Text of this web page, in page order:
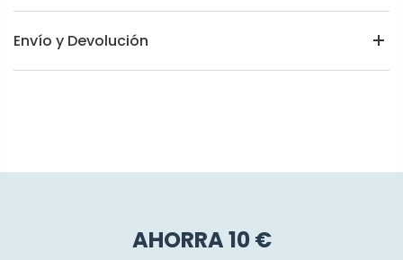
Envío y Devolución
AHORRA 10 €